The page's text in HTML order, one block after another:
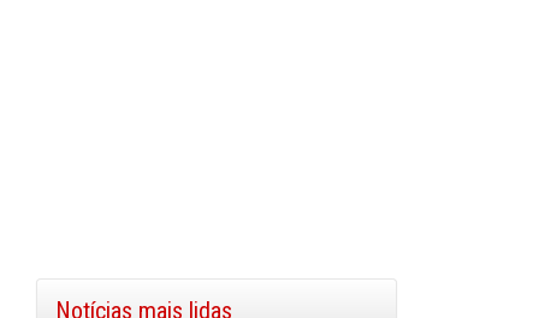
Notícias mais lidas